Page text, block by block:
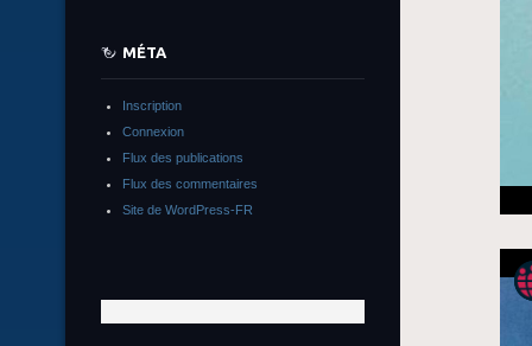
MÉTA
Inscription
Connexion
Flux des publications
Flux des commentaires
Site de WordPress-FR